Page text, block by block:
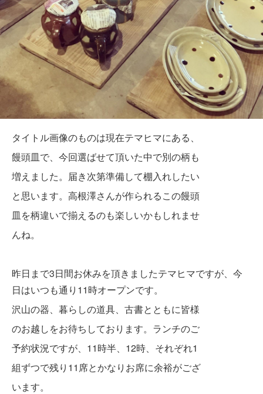
タイトル画像のものは現在テマヒマにある、
饅頭皿で、今回選ばせて頂いた中で別の柄も
増えました。届き次第準備して棚入れしたい
と思います。高根澤さんが作られるこの饅頭
皿を柄違いで揃えるのも楽しいかもしれませ
んね。
昨日まで3日間お休みを頂きましたテマヒマですが、今
日はいつも通り11時オープンです。
沢山の器、暮らしの道具、古書とともに皆様
のお越しをお待ちしております。ランチのご
予約状況ですが、11時半、12時、それぞれ1
組ずつで残り11席とかなりお席に余裕がござ
います。